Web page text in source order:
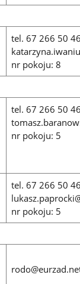
tel. 67 266 50
nr pokoju: 8
tel. 67 266 50
nr pokoju: 5
tel. 67 266 50
nr pokoju: 5